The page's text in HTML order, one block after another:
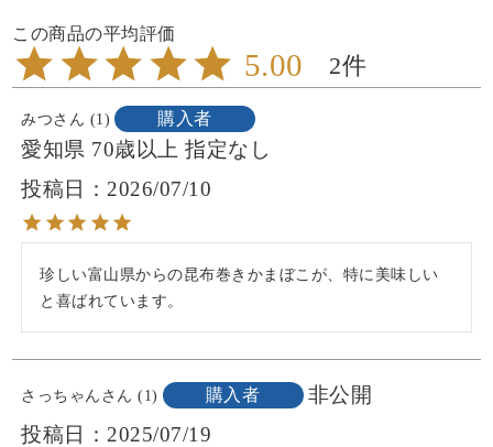
5.00 2
みつ 1 購入者
愛知県 70歳以上 指定なし
投稿日
2026/07/10
珍しい富山県からの昆布巻きかまぼこが、特に美味しい
と喜ばれています。
さっちゃん 1 購入者
非公開
投稿日
2025/07/19